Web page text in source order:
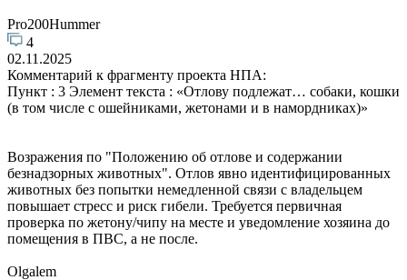
Pro200Hummer
4
02.11.2025
Комментарий к фрагменту проекта НПА:
Пункт : 3 Элемент текста : «Отлову подлежат… собаки, кошки
(в том числе с ошейниками, жетонами и в намордниках)»
Возражения по "Положению об отлове и содержании
безнадзорных животных". Отлов явно идентифицированных
животных без попытки немедленной связи с владельцем
повышает стресс и риск гибели. Требуется первичная
проверка по жетону/чипу на месте и уведомление хозяина до
помещения в ПВC, а не после.
Olgalem